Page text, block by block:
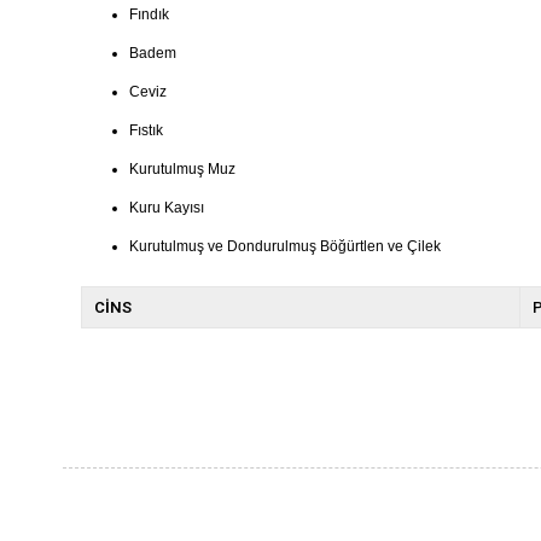
Fındık
Badem
Ceviz
Fıstık
Kurutulmuş Muz
Kuru Kayısı
Kurutulmuş ve Dondurulmuş Böğürtlen ve Çilek
CİNS